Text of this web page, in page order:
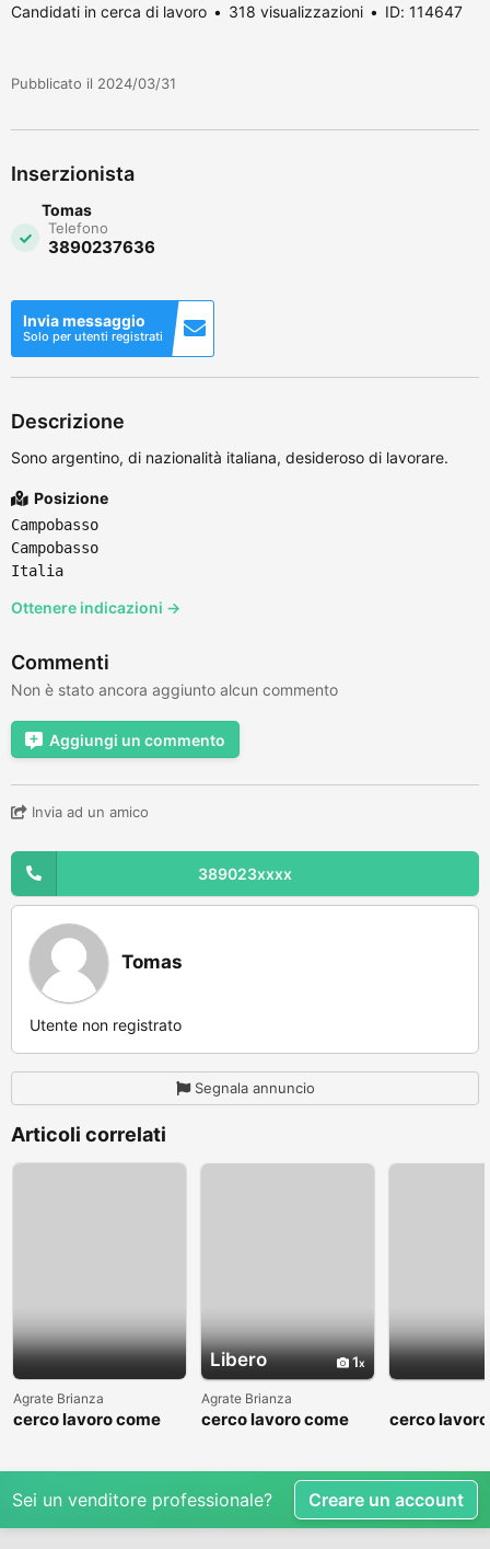
Candidati in cerca di lavoro 318 visualizzazioni ID: 114647
Pubblicato il 2024/03/31
Inserzionista
Tomas
Telefono
3890237636
Invia messaggio
Solo per utenti registrati
Descrizione
Sono argentino, di nazionalità italiana, desideroso di lavorare.
Posizione
Campobasso
Campobasso
Italia
Ottenere indicazioni →
Commenti
Non è stato ancora aggiunto alcun commento
Aggiungi un commento
Invia ad un amico
389023xxxx
Tomas
Utente non registrato
Segnala annuncio
Articoli correlati
Agrate Brianza
cerco lavoro come
Libero 1
Agrate Brianza
cerco lavoro come
cerco
Sei un venditore professionale? Creare un account